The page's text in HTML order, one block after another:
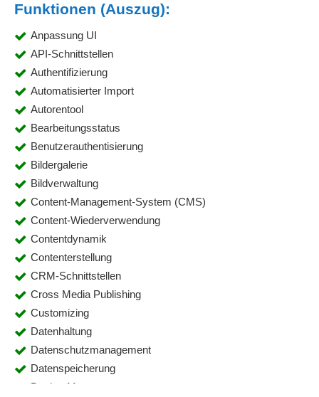
Funktionen (Auszug):
Anpassung UI
API-Schnittstellen
Authentifizierung
Automatisierter Import
Autorentool
Bearbeitungsstatus
Benutzerauthentisierung
Bildergalerie
Bildverwaltung
Content-Management-System (CMS)
Content-Wiederverwendung
Contentdynamik
Contenterstellung
CRM-Schnittstellen
Cross Media Publishing
Customizing
Datenhaltung
Datenschutzmanagement
Datenspeicherung
Design-Management